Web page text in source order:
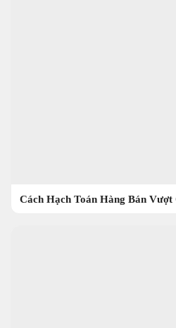
Cách Hạch Toán Hàng Bán